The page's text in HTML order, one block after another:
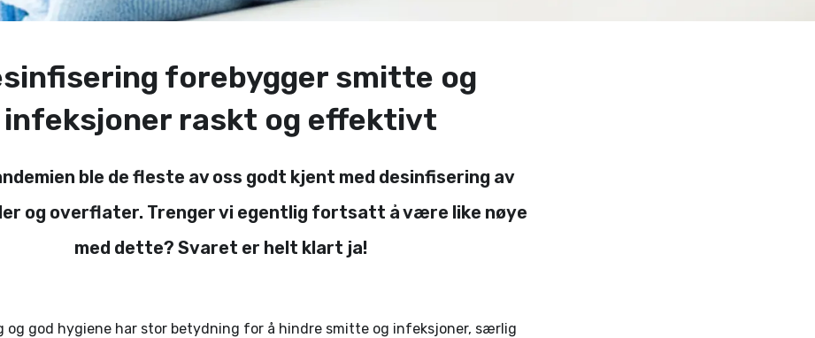
forebygger smitte og
infeksjoner raskt og effektivt
ble de fleste av oss godt kjent med desinfisering av
og overflater. Trenger vi egentlig fortsatt å være like nøye
med dette? Svaret er helt klart ja!
og god hygiene har stor betydning for å hindre smitte og infeksjoner, særlig